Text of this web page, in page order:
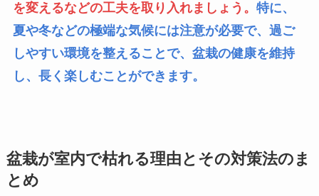
を変えるなどの工夫を取り入れましょう。 特に、
夏や冬などの極端な気候には注意が必要で、過ご
しやすい環境を整えることで、盆栽の健康を維持
し、長く楽しむことができます。
盆栽が室内で枯れる理由とその対策法のま
とめ